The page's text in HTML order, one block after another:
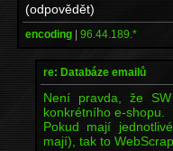
(odpovědět)
encoding | 96.44.189.*
re: Databáze emailů
Není pravda, že
konkrétního e-shopu.
Pokud mají
mají), tak to